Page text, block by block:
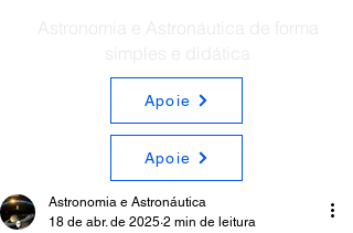
Astronomia e Astronáutica de forma
simples e didática
Apoie
Apoie
Astronomia e Astronáutica
18 de abr. de 2025 2 min de leitura